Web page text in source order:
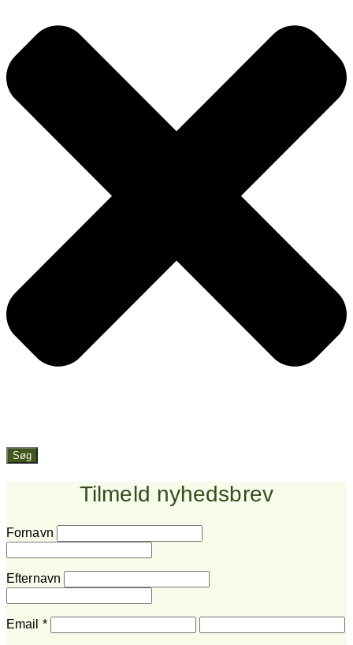
Søg
Tilmeld nyhedsbrev
Fornavn
Efternavn
Email *